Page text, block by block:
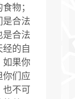
物；
是合法
是合法
的自
如果你
们应
也不可